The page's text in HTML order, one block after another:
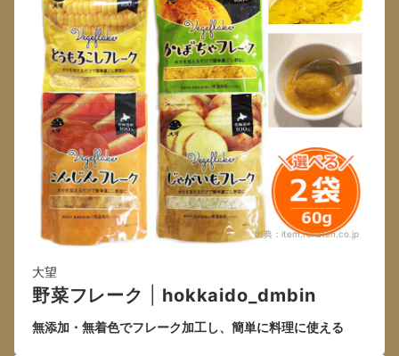
出典： item.rakuten.co.jp
大望
野菜フレーク hokkaido_dmbin
無添加・無着色でフレーク加工し、簡単に料理に使える